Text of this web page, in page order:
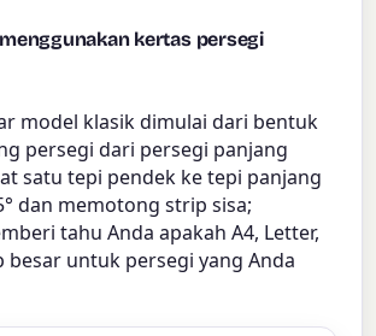
kertas persegi
model klasik dimulai dari bentuk
persegi dari persegi panjang
satu tepi pendek ke tepi panjang
dan memotong strip sisa;
tahu Anda apakah A4, Letter,
besar untuk persegi yang Anda